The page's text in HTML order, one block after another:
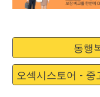
동행